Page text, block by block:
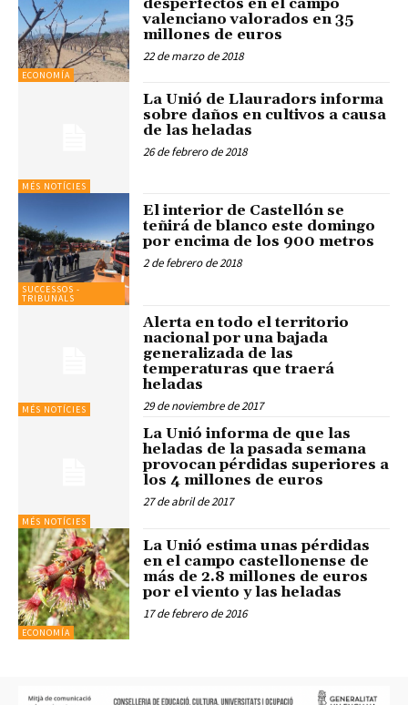
ECONOMÍA
valenciano valorados en 35
millones de euros
22 de marzo de 2018
MÉS NOTÍCIES
La Unió de Llauradors informa
sobre daños en cultivos a causa
de las heladas
26 de febrero de 2018
SUCCESSOS -
TRIBUNALS
El interior de Castellón se
teñirá de blanco este domingo
por encima de los 900 metros
2 de febrero de 2018
MÉS NOTÍCIES
Alerta en todo el territorio
nacional por una bajada
generalizada de las
temperaturas que traerá
heladas
29 de noviembre de 2017
MÉS NOTÍCIES
La Unió informa de que las
heladas de la pasada semana
provocan pérdidas superiores a
los 4 millones de euros
27 de abril de 2017
ECONOMÍA
La Unió estima unas pérdidas
en el campo castellonense de
más de 2.8 millones de euros
por el viento y las heladas
17 de febrero de 2016